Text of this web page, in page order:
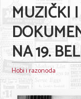
MUZIČKI
NA 19.
Hobi i razonoda